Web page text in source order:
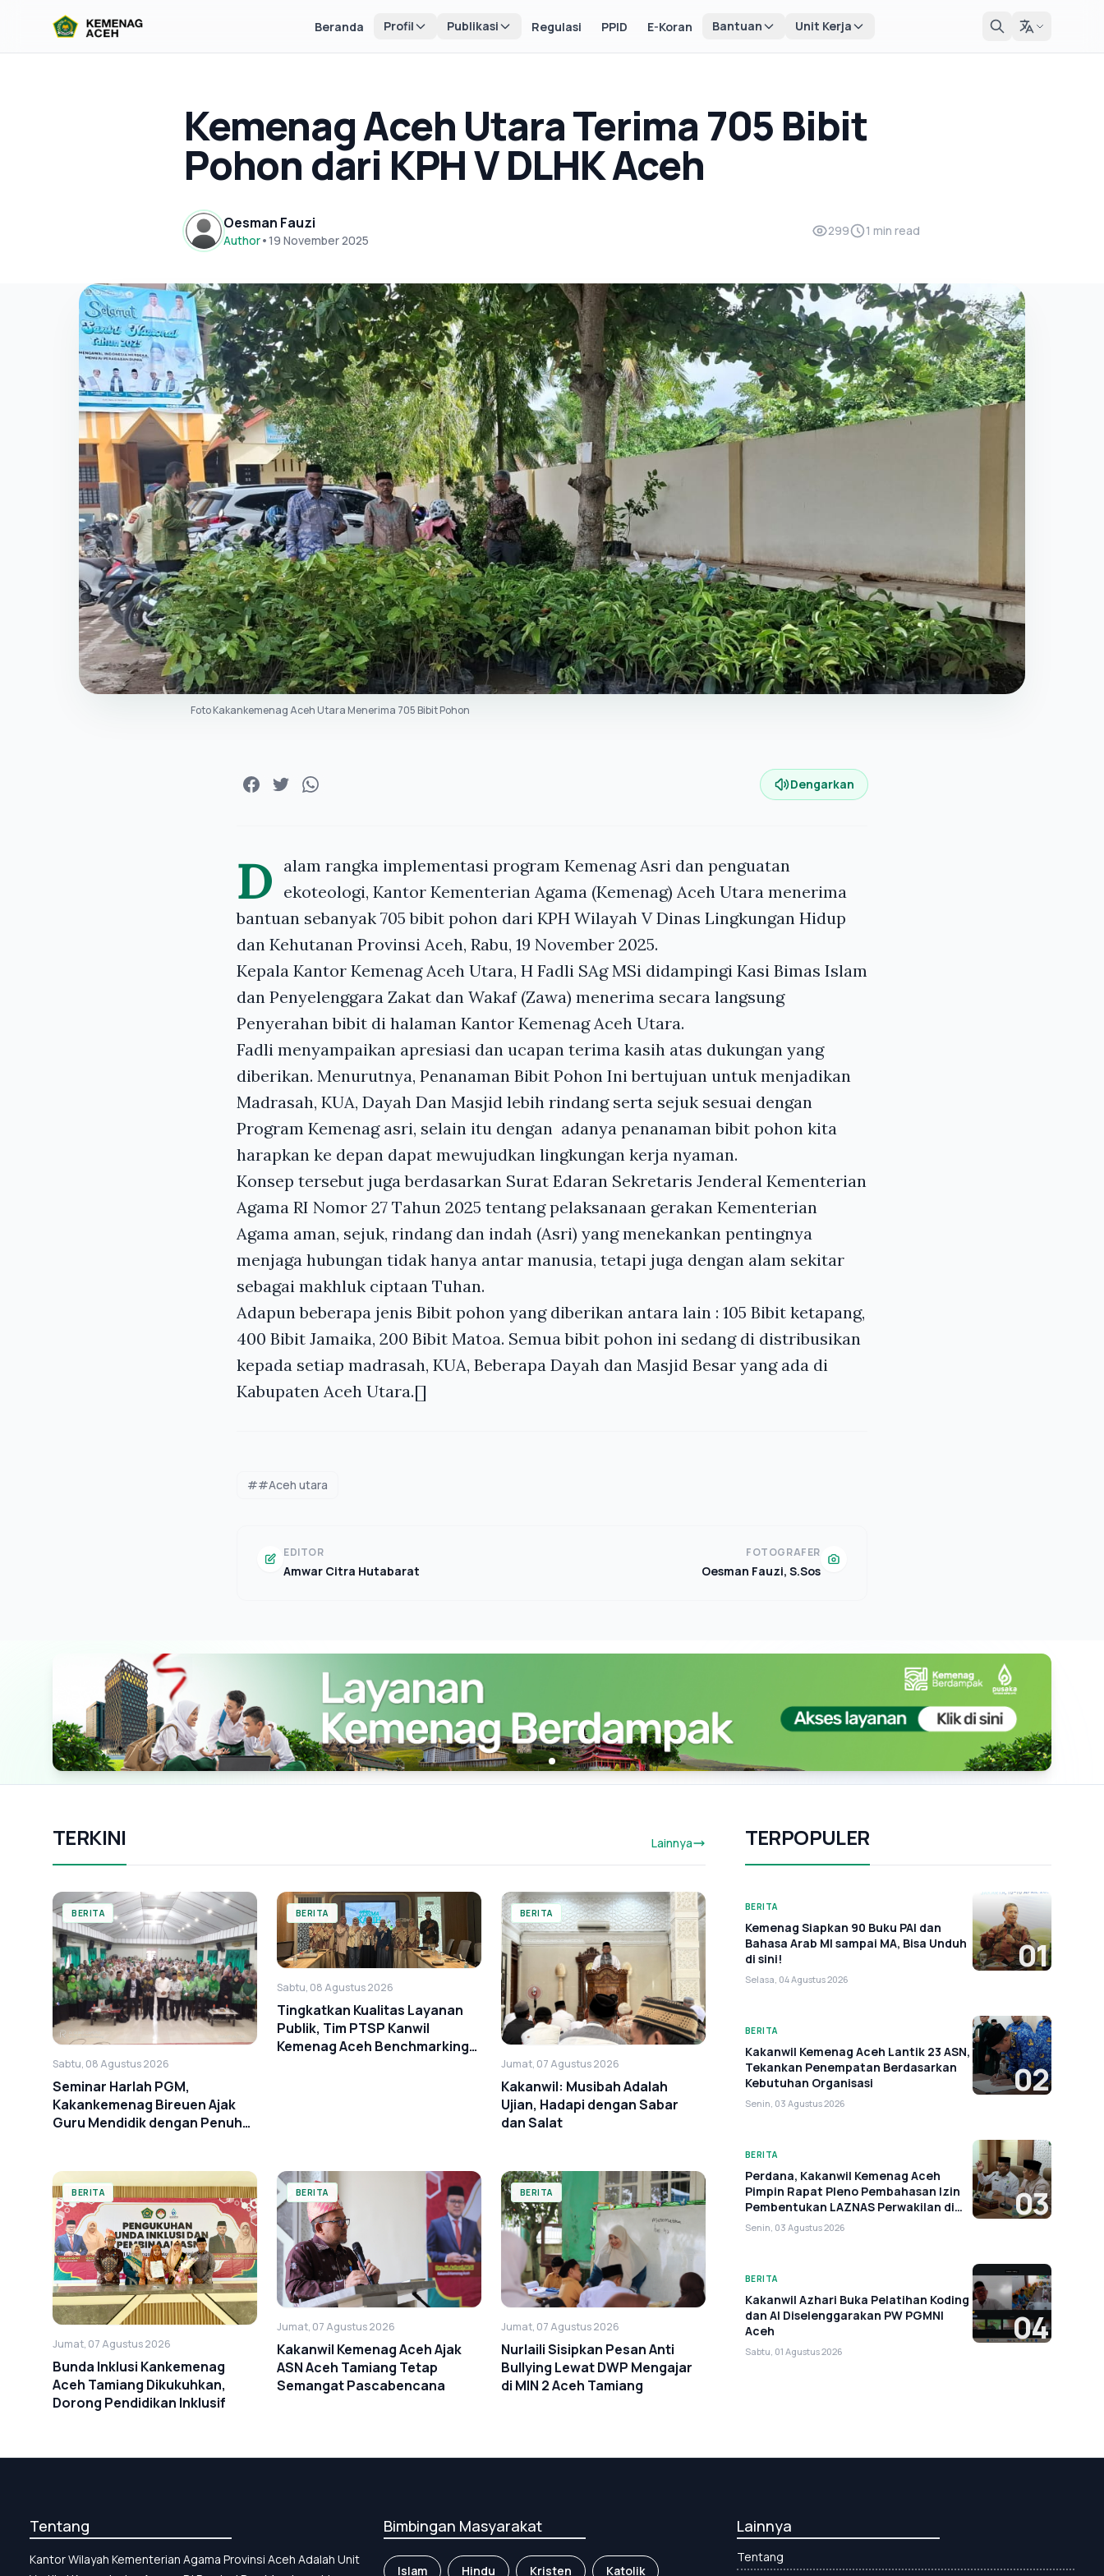
Beranda Profil Publikasi Regulasi PPID E-Koran Bantuan Unit Kerja
Kemenag Aceh Utara Terima 705 Bibit
Pohon dari KPH V DLHK Aceh
Oesman Fauzi
Author•19 November 2025
299 1 min read
Foto Kakankemenag Aceh Utara Menerima 705 Bibit Pohon
Dengarkan
D alam rangka implementasi program Kemenag Asri dan penguatan
ekoteologi, Kantor Kementerian Agama (Kemenag) Aceh Utara menerima
bantuan sebanyak 705 bibit pohon dari KPH Wilayah V Dinas Lingkungan Hidup
dan Kehutanan Provinsi Aceh, Rabu, 19 November 2025.
Kepala Kantor Kemenag Aceh Utara, H Fadli SAg MSi didampingi Kasi Bimas Islam
dan Penyelenggara Zakat dan Wakaf (Zawa) menerima secara langsung
Penyerahan bibit di halaman Kantor Kemenag Aceh Utara.
Fadli menyampaikan apresiasi dan ucapan terima kasih atas dukungan yang
diberikan. Menurutnya, Penanaman Bibit Pohon Ini bertujuan untuk menjadikan
Madrasah, KUA, Dayah Dan Masjid lebih rindang serta sejuk sesuai dengan
Program Kemenag asri, selain itu dengan adanya penanaman bibit pohon kita
harapkan ke depan dapat mewujudkan lingkungan kerja nyaman.
Konsep tersebut juga berdasarkan Surat Edaran Sekretaris Jenderal Kementerian
Agama RI Nomor 27 Tahun 2025 tentang pelaksanaan gerakan Kementerian
Agama aman, sejuk, rindang dan indah (Asri) yang menekankan pentingnya
menjaga hubungan tidak hanya antar manusia, tetapi juga dengan alam sekitar
sebagai makhluk ciptaan Tuhan.
Adapun beberapa jenis Bibit pohon yang diberikan antara lain : 105 Bibit ketapang,
400 Bibit Jamaika, 200 Bibit Matoa. Semua bibit pohon ini sedang di distribusikan
kepada setiap madrasah, KUA, Beberapa Dayah dan Masjid Besar yang ada di
Kabupaten Aceh Utara.[]
##Aceh utara
EDITOR
Amwar Citra Hutabarat
FOTOGRAFER
Oesman Fauzi, S.Sos
TERKINI Lainnya
BERITA
Sabtu, 08 Agustus 2026
Seminar Harlah PGM,
Kakankemenag Bireuen Ajak
Guru Mendidik dengan Penuh
BERITA
Sabtu, 08 Agustus 2026
Tingkatkan Kualitas Layanan
Publik, Tim PTSP Kanwil
Kemenag Aceh Benchmarking
BERITA
Jumat, 07 Agustus 2026
Kakanwil: Musibah Adalah
Ujian, Hadapi dengan Sabar
dan Salat
BERITA
Jumat, 07 Agustus 2026
Bunda Inklusi Kankemenag
Aceh Tamiang Dikukuhkan,
Dorong Pendidikan Inklusif
BERITA
Jumat, 07 Agustus 2026
Kakanwil Kemenag Aceh Ajak
ASN Aceh Tamiang Tetap
Semangat Pascabencana
BERITA
Jumat, 07 Agustus 2026
Nurlaili Sisipkan Pesan Anti
Bullying Lewat DWP Mengajar
di MIN 2 Aceh Tamiang
TERPOPULER
BERITA
Kemenag Siapkan 90 Buku PAI dan
Bahasa Arab MI sampai MA, Bisa Unduh
di sini!
Selasa, 04 Agustus 2026
01
BERITA
Kakanwil Kemenag Aceh Lantik 23 ASN,
Tekankan Penempatan Berdasarkan
Kebutuhan Organisasi
Senin, 03 Agustus 2026
02
BERITA
Perdana, Kakanwil Kemenag Aceh
Pimpin Rapat Pleno Pembahasan Izin
Pembentukan LAZNAS Perwakilan di
Aceh
Senin, 03 Agustus 2026
03
BERITA
Kakanwil Azhari Buka Pelatihan Koding
dan AI Diselenggarakan PW PGMNI
Aceh
Sabtu, 01 Agustus 2026
04
Tentang
Kantor Wilayah Kementerian Agama Provinsi Aceh Adalah Unit
Bimbingan Masyarakat
Islam Hindu Kristen Katolik
Lainnya
Tentang